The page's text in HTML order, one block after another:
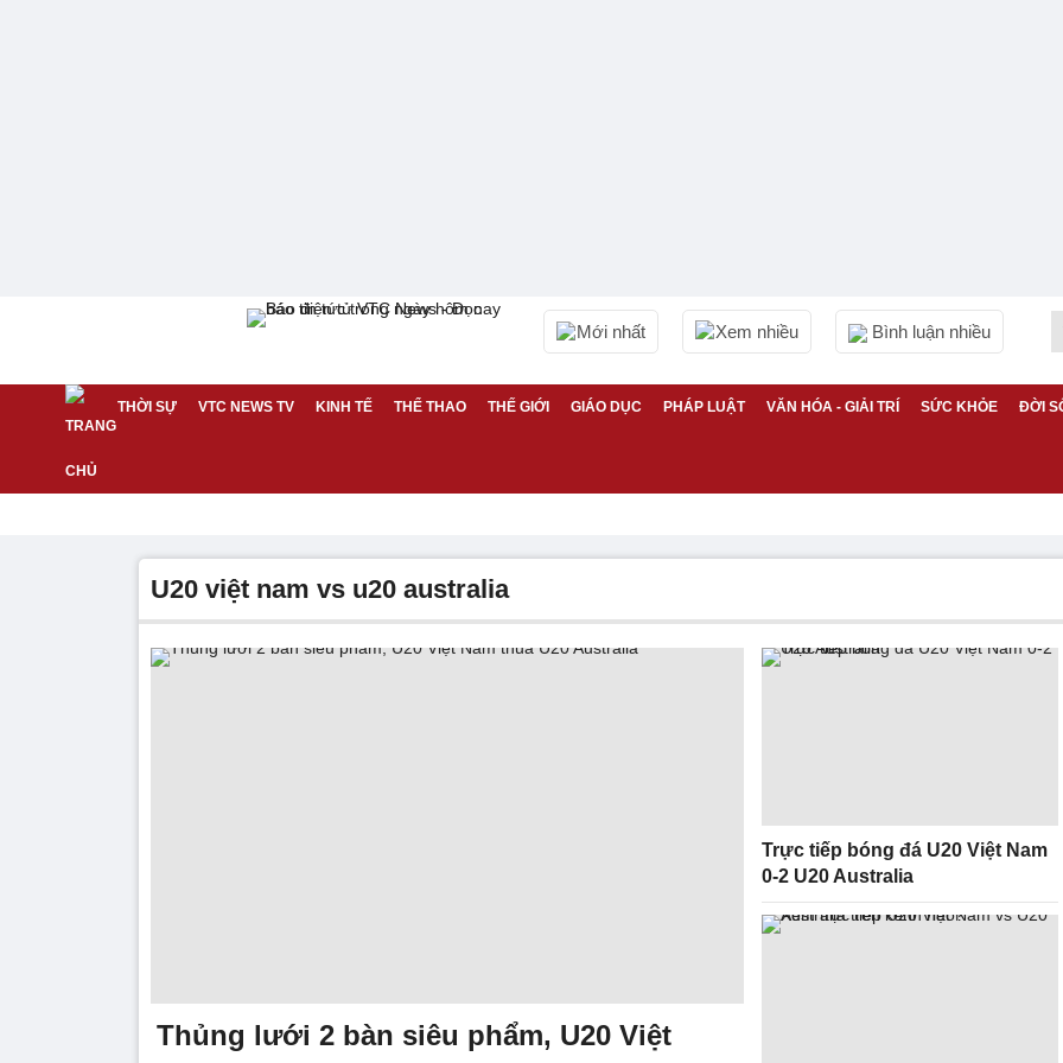
Mới nhất Xem nhiều Bình luận nhiều
THỜI SỰ VTC NEWS TV KINH TẾ THỂ THAO THẾ GIỚI GIÁO DỤC PHÁP LUẬT VĂN HÓA - GIẢI TRÍ SỨC KHỎE ĐỜI
u20 việt nam vs u20 australia
Thủng lưới 2 bàn siêu phẩm, U20 Việt
Trực tiếp bóng đá U20 Việt Nam
0-2 U20 Australia